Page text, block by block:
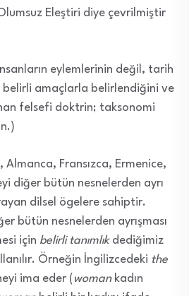
Eleştiri diye çevrilmiştir
eylemlerinin değil, tarih
belirli amaçlarla belirlendiğini ve
felsefi doktrin; taksonomi
Almanca, Fransızca, Ermenice,
diğer bütün nesnelerden ayrı
dilsel ögelere sahiptir.
bütün nesnelerden ayrışması
için belirli tanımlıkdediğimiz
Örneğin İngilizcedeki the
ima eder ( womankadın